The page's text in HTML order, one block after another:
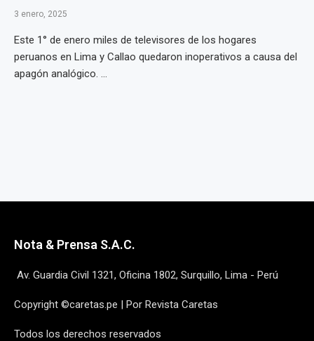
3 enero, 2025
Este 1° de enero miles de televisores de los hogares
peruanos en Lima y Callao quedaron inoperativos a causa del
apagón analógico. ...
Nota & Prensa S.A.C.
Av. Guardia Civil 1321, Oficina 1802, Surquillo, Lima - Perú
Copyright ©caretas.pe | Por Revista Caretas
Todos los derechos reservados